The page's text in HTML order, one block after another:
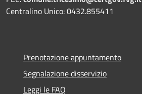
Centralino Unico: 0432.855411
Prenotazione appuntamento
Segnalazione disservizio
Leggi le FAQ